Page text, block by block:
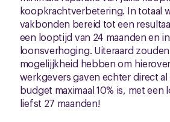
koopkrachtverbetering. In totaal
vakbonden bereid tot een
een looptijd van 24 maanden en in
loonsverhoging. Uiteraard
mogelijjkheid hebben om
werkgevers gaven echter direct al
budget maximaal 10% is, met een
liefst 27 maanden!